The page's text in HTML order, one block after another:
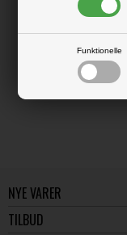
Funktionelle
LÆS OG BLIV
NYE VARER
TILBUD